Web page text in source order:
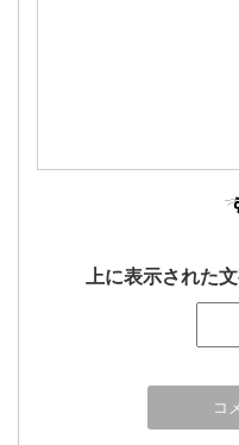
上に表示された